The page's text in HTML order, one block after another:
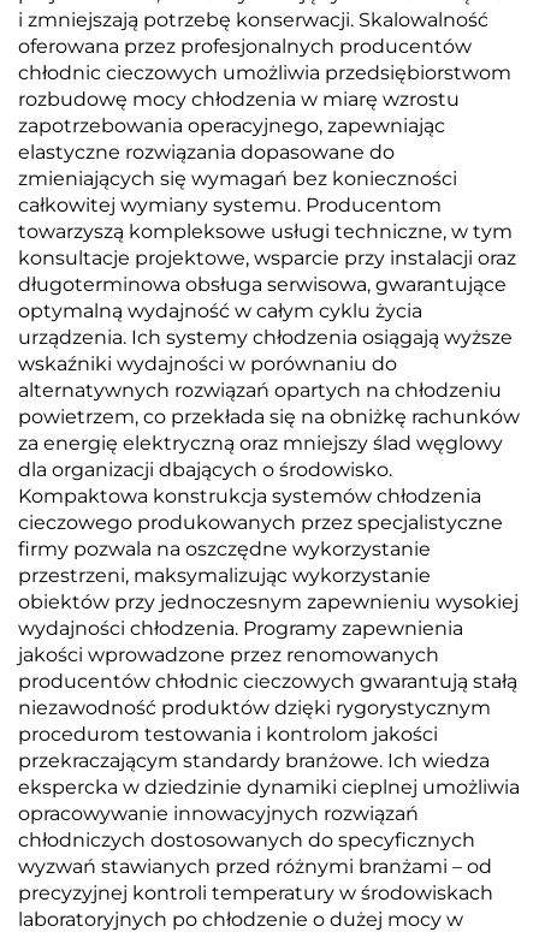
i zmniejszają potrzebę konserwacji. Skalowalność
oferowana przez profesjonalnych producentów
chłodnic cieczowych umożliwia przedsiębiorstwom
rozbudowę mocy chłodzenia w miarę wzrostu
zapotrzebowania operacyjnego, zapewniając
elastyczne rozwiązania dopasowane do
zmieniających się wymagań bez konieczności
całkowitej wymiany systemu. Producentom
towarzyszą kompleksowe usługi techniczne, w tym
konsultacje projektowe, wsparcie przy instalacji oraz
długoterminowa obsługa serwisowa, gwarantujące
optymalną wydajność w całym cyklu życia
urządzenia. Ich systemy chłodzenia osiągają wyższe
wskaźniki wydajności w porównaniu do
alternatywnych rozwiązań opartych na chłodzeniu
powietrzem, co przekłada się na obniżkę rachunków
za energię elektryczną oraz mniejszy ślad węglowy
dla organizacji dbających o środowisko.
Kompaktowa konstrukcja systemów chłodzenia
cieczowego produkowanych przez specjalistyczne
firmy pozwala na oszczędne wykorzystanie
przestrzeni, maksymalizując wykorzystanie
obiektów przy jednoczesnym zapewnieniu wysokiej
wydajności chłodzenia. Programy zapewnienia
jakości wprowadzone przez renomowanych
producentów chłodnic cieczowych gwarantują stałą
niezawodność produktów dzięki rygorystycznym
procedurom testowania i kontrolom jakości
przekraczającym standardy branżowe. Ich wiedza
ekspercka w dziedzinie dynamiki cieplnej umożliwia
opracowywanie innowacyjnych rozwiązań
chłodniczych dostosowanych do specyficznych
wyzwań stawianych przed różnymi branżami – od
precyzyjnej kontroli temperatury w środowiskach
laboratoryjnych po chłodzenie o dużej mocy w